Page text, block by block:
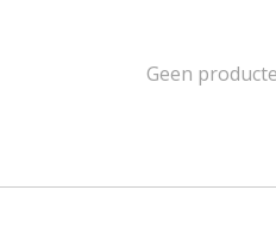
Geen